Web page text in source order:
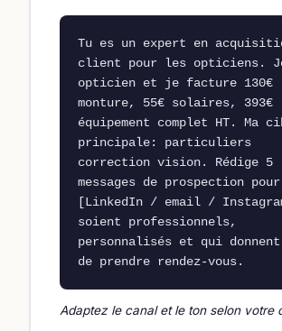
Tu es un expert en
client pour les opticiens.
opticien et je facture 130€
monture, 55€ solaires, 393€
équipement complet HT. Ma
principale: particuliers
correction vision. Rédige 5
messages de prospection pour
[LinkedIn / email /
soient professionnels,
personnalisés et qui
de prendre rendez-vous.
Adaptez le canal et le ton selon votre